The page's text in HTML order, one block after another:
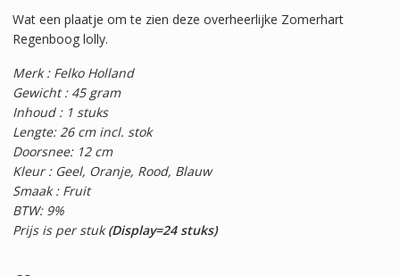
Wat een plaatje om te zien deze overheerlijke Zomerhart
Regenboog lolly.
Merk : Felko Holland
Gewicht : 45 gram
Inhoud : 1 stuks
Lengte: 26 cm incl. stok
Doorsnee: 12 cm
Kleur : Geel, Oranje, Rood, Blauw
Smaak : Fruit
BTW: 9%
Prijs is per stuk(Display=24 stuks)